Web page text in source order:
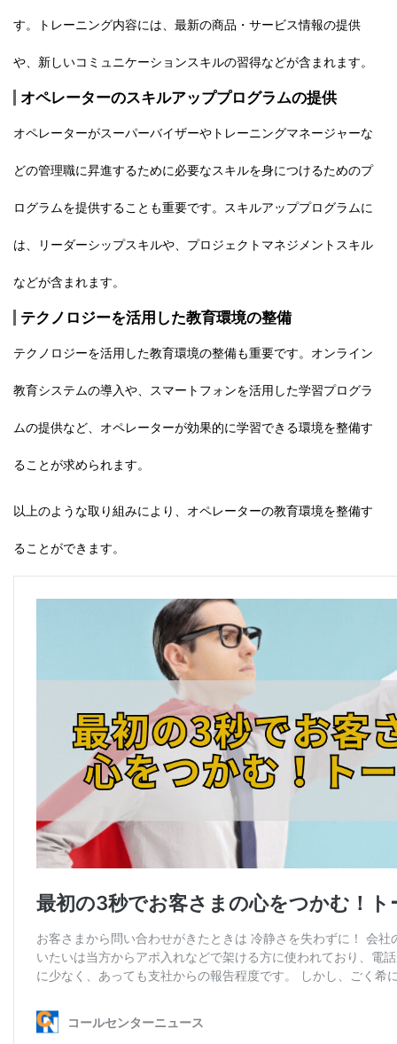
す。トレーニング内容には、最新の商品・サービス情報の提供
や、新しいコミュニケーションスキルの習得などが含まれます。
オペレーターのスキルアッププログラムの提供
オペレーターがスーパーバイザーやトレーニングマネージャーな
どの管理職に昇進するために必要なスキルを身につけるためのプ
ログラムを提供することも重要です。スキルアッププログラムに
は、リーダーシップスキルや、プロジェクトマネジメントスキル
などが含まれます。
テクノロジーを活用した教育環境の整備
テクノロジーを活用した教育環境の整備も重要です。オンライン
教育システムの導入や、スマートフォンを活用した学習プログラ
ムの提供など、オペレーターが効果的に学習できる環境を整備す
ることが求められます。
以上のような取り組みにより、 オペレーターの教育環境を整備す
ることができます。